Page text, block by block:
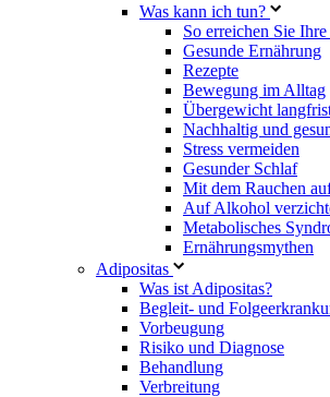
Was kann ich tun?
So erreichen Sie
Gesunde Ernährung
Rezepte
Bewegung im Alltag
Übergewicht
Nachhaltig und
Stress vermeiden
Gesunder Schlaf
Mit dem Rauchen
Auf Alkohol
Metabolisches
Ernährungsmythen
Adipositas
Was ist Adipositas?
Begleit- und
Vorbeugung
Risiko und Diagnose
Behandlung
Verbreitung